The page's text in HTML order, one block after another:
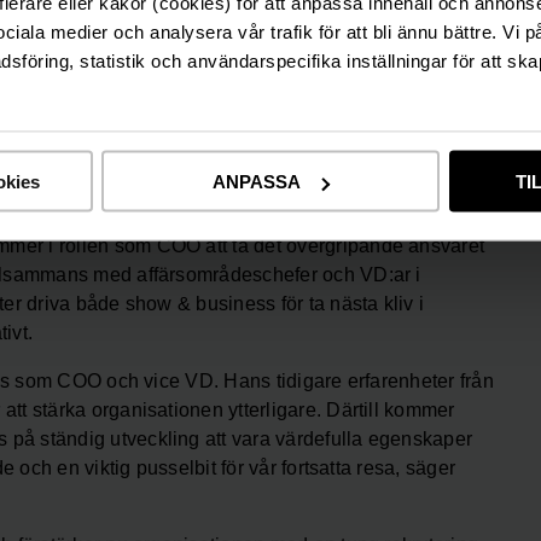
medier och analysera vår trafik för att bli ännu bättre. Vi
statistik och användarspecifika inställningar för att
ANPASSA
vice VD för Moment Group. Magnus kommer
där han under de senaste tio åren varit
lönsam organisation samtidigt som nöjesparken
tjänst hos Moment Group den 1 februari 2023.
nu organisationen med ytterligare kraft och
i rollen som COO att ta det övergripande ansvaret
med affärsområdeschefer och VD:ar i
driva både show & business för ta nästa kliv i
COO och vice VD. Hans tidigare erfarenheter från
stärka organisationen ytterligare. Därtill kommer
på ständig utveckling att vara värdefulla egenskaper
och en viktig pusselbit för vår fortsatta resa, säger